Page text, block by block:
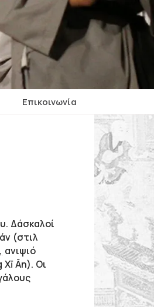
Επικοινωνία
Δάσκαλοί
(στιλ
, ανιψιό
Ān). Οι